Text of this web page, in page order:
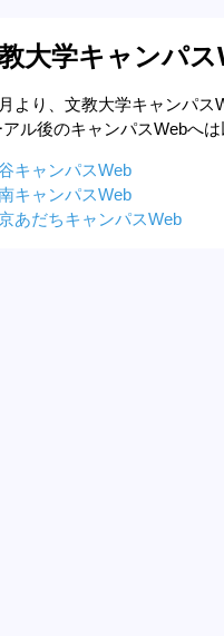
大学キャンパ
より、文教大学キャンパス
アル後のキャンパスWebへ
キャンパスWeb
キャンパスWeb
あだちキャンパスWeb